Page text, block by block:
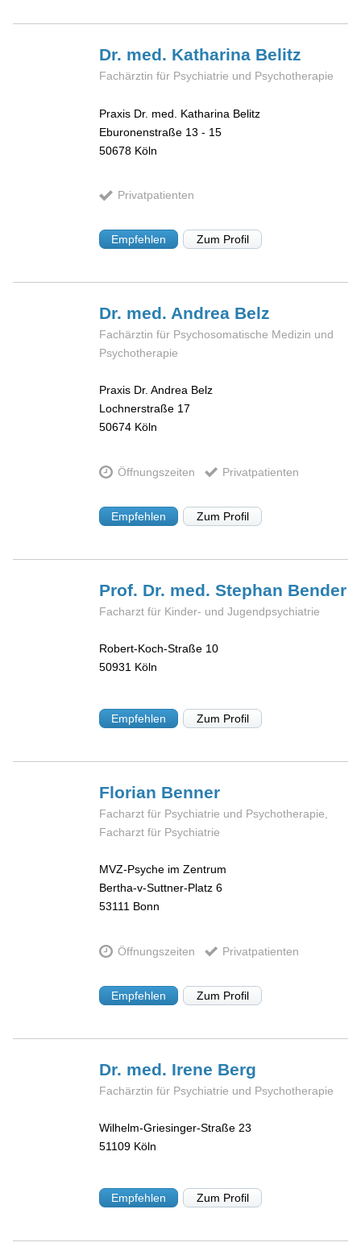
Dr. med. Katharina Belitz
Fachärztin für Psychiatrie und Psychotherapie
Praxis Dr. med. Katharina Belitz
Eburonenstraße 13 - 15
50678 Köln
Privatpatienten
Empfehlen Zum Profil
Dr. med. Andrea Belz
Fachärztin für Psychosomatische Medizin und
Psychotherapie
Praxis Dr. Andrea Belz
Lochnerstraße 17
50674 Köln
Öffnungszeiten Privatpatienten
Empfehlen Zum Profil
Prof. Dr. med. Stephan Bender
Facharzt für Kinder- und Jugendpsychiatrie
Robert-Koch-Straße 10
50931 Köln
Empfehlen Zum Profil
Florian Benner
Facharzt für Psychiatrie und Psychotherapie,
Facharzt für Psychiatrie
MVZ-Psyche im Zentrum
Bertha-v-Suttner-Platz 6
53111 Bonn
Öffnungszeiten Privatpatienten
Empfehlen Zum Profil
Dr. med. Irene Berg
Fachärztin für Psychiatrie und Psychotherapie
Wilhelm-Griesinger-Straße 23
51109 Köln
Empfehlen Zum Profil